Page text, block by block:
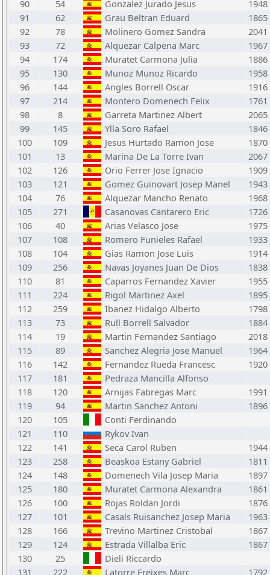
90
54 Gonzalez Jurado Jesus
1948
91
62 Grau Beltran Eduard
1865
92
78 Molinero Gomez Sandra
2041
93
72 Alquezar Calpena Marc
1967
94
174 Muratet Carmona Julia
1886
95
130 Munoz Munoz Ricardo
1958
96
144 Angles Borrell Oscar
1916
97
214 Montero Domenech Felix
1761
98
8 Garreta Martinez Albert
2065
99
145 Ylla Soro Rafael
1846
100
109 Jesus Hurtado Ramon Jose
1870
101
13 Marina De La Torre Ivan
2067
102
126 Orio Ferrer Jose Ignacio
1909
103
121 Gomez Guinovart Josep Manel
1943
104
76 Alquezar Mancho Renato
1968
105
271 Casanovas Cantarero Eric
1726
106
40 Arias Velasco Jose
1975
107
108 Romero Funieles Rafael
1933
108
104 Gias Ramon Jose Luis
1914
109
256 Navas Joyanes Juan De Dios
1838
110
81 Caparros Fernandez Xavier
1955
111
224 Rigol Martinez Axel
1895
112
259 Ibanez Hidalgo Alberto
1798
113
73 Rull Borrell Salvador
1884
114
19 Martin Fernandez Santiago
2018
115
89 Sanchez Alegria Jose Manuel
1964
116
142 Fernandez Rueda Francesc
1920
117
181
Pedraza Mancilla Alfonso
118
120 Arnijas Fabregas Marc
1991
119
94 Martin Sanchez Antoni
1896
120
105
Conti Ferdinando
121
110
Rykov Ivan
122
141 Seca Carol Ruben
1944
123
258 Beaskoa Estany Gabriel
1811
124
148 Domenech Vila Josep Maria
1897
125
180 Muratet Carmona Alexandra
1861
126
100 Rojas Roldan Jordi
1876
127
101 Casals Ruisanchez Josep Maria
1963
128
166 Trevino Martinez Cristobal
1867
129
124 Estrada Villalba Eric
1867
130
25
Dieli Riccardo
131
222 Latorre Freixes Marc 1792